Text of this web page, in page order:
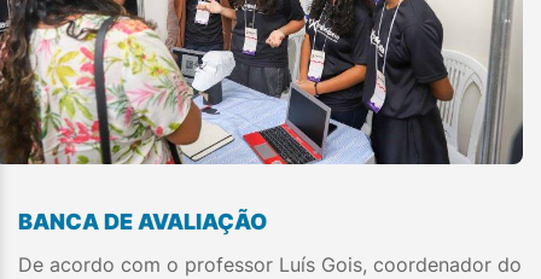
BANCA DE AVALIAÇÃO
De acordo com o professor Luís Gois, coordenador do